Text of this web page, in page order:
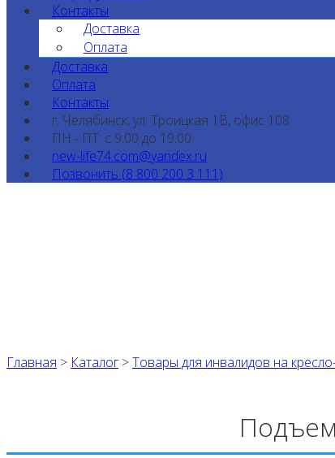
Контакты
Доставка
Оплата
Доставка
Оплата
Контакты
г. Челябинск, ул. Троицкая 1В, офис 108
ПН - ПТ: с 9:00 до 19:00
new-life74.com@yandex.ru
Позвонить (8 800 200 3 111)
Главная > Каталог >Товары для инвалидов на